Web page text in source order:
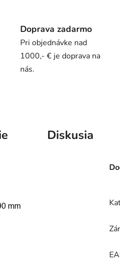
Doprava zadarmo
Pri objednávke nad
1000,- € je doprava na
nás.
Diskusia
mm